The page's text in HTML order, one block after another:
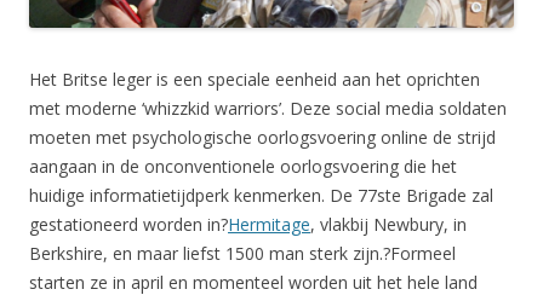
Het Britse leger is een speciale eenheid aan het oprichten
met moderne ‘whizzkid warriors’. Deze social media soldaten
moeten met psychologische oorlogsvoering online de strijd
aangaan in de onconventionele oorlogsvoering die het
huidige informatietijdperk kenmerken. De 77ste Brigade zal
gestationeerd worden in?Hermitage, vlakbij Newbury, in
Berkshire, en maar liefst 1500 man sterk zijn.?Formeel
starten ze in april en momenteel worden uit het hele land